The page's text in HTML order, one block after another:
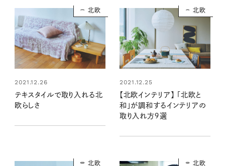
北欧
2021.12.26
テキスタイルで取り入れる北
欧らしさ
北欧
2021.12.25
【北欧インテリア】 「北欧と
和」が調和するインテリアの
取り入れ方９選
北欧 北欧